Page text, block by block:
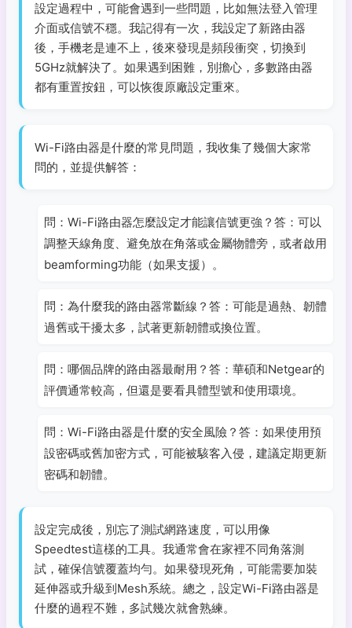
設定過程中，可能會遇到一些問題，比如無法登入管理
介面或信號不穩。我記得有一次，我設定了新路由器
後，手機老是連不上，後來發現是頻段衝突，切換到
5GHz就解決了。如果遇到困難，別擔心，多數路由器
都有重置按鈕，可以恢復原廠設定重來。
Wi-Fi路由器是什麼的常見問題，我收集了幾個大家常
問的，並提供解答：
問：Wi-Fi路由器怎麼設定才能讓信號更強？答：可以
調整天線角度、避免放在角落或金屬物體旁，或者啟用
beamforming功能（如果支援）。
問：為什麼我的路由器常斷線？答：可能是過熱、韌體
過舊或干擾太多，試著更新韌體或換位置。
問：哪個品牌的路由器最耐用？答：華碩和Netgear的
評價通常較高，但還是要看具體型號和使用環境。
問：Wi-Fi路由器是什麼的安全風險？答：如果使用預
設密碼或舊加密方式，可能被駭客入侵，建議定期更新
密碼和韌體。
設定完成後，別忘了測試網路速度，可以用像
Speedtest這樣的工具。我通常會在家裡不同角落測
試，確保信號覆蓋均勻。如果發現死角，可能需要加裝
延伸器或升級到Mesh系統。總之，設定Wi-Fi路由器是
什麼的過程不難，多試幾次就會熟練。